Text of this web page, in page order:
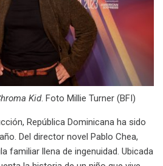
Kid. Foto Millie Turner (BFI)
República Dominicana ha sido
Del director novel Pablo Chea,
familiar llena de ingenuidad. Ubicada